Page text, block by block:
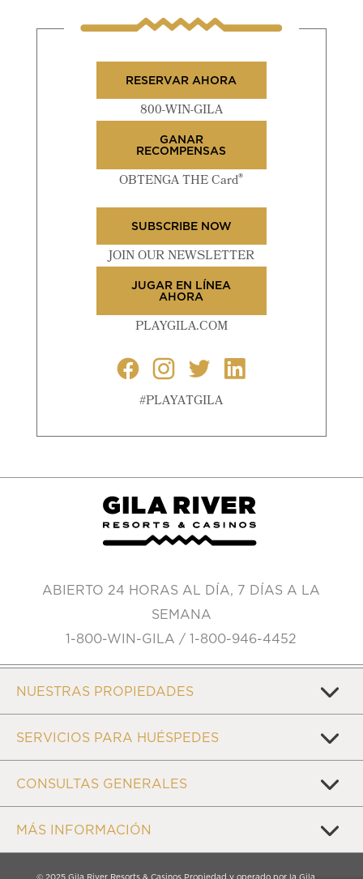
RESERVAR AHORA
800-WIN-GILA
GANAR
RECOMPENSAS
OBTENGA THE Card®
SUBSCRIBE NOW
JOIN OUR NEWSLETTER
JUGAR EN LÍNEA
AHORA
PLAYGILA.COM
#PLAYATGILA
ABIERTO 24 HORAS AL DÍA, 7 DÍAS A LA
SEMANA
1-800-WIN-GILA / 1-800-946-4452
NUESTRAS PROPIEDADES
SERVICIOS PARA HUÉSPEDES
CONSULTAS GENERALES
MÁS INFORMACIÓN
© 2025 Gila River Resorts & Casinos Propiedad y operado por la Gila